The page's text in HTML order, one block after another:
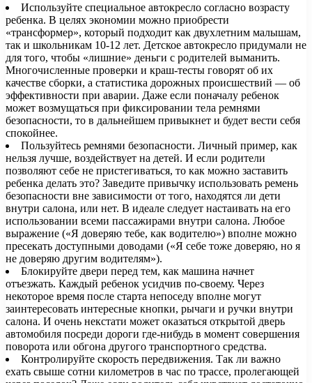
Используйте специальное автокресло согласно возрасту
ребенка. В целях экономии можно приобрести
«трансформер», который подходит как двухлетним малышам,
так и школьникам 10-12 лет. Детское автокресло придумали не
для того, чтобы «лишние» деньги с родителей выманить.
Многочисленные проверки и краш-тесты говорят об их
качестве сборки, а статистика дорожных происшествий — об
эффективности при аварии. Даже если поначалу ребенок
может возмущаться при фиксировании тела ремнями
безопасности, то в дальнейшем привыкнет и будет вести себя
спокойнее.
Пользуйтесь ремнями безопасности. Личный пример, как
нельзя лучше, воздействует на детей. И если родители
позволяют себе не пристегиваться, то как можно заставить
ребенка делать это? Заведите привычку использовать ремень
безопасности вне зависимости от того, находятся ли дети
внутри салона, или нет. В идеале следует настаивать на его
использовании всеми пассажирами внутри салона. Любое
выражение («Я доверяю тебе, как водителю») вполне можно
пресекать доступными доводами («Я себе тоже доверяю, но я
не доверяю другим водителям»).
Блокируйте двери перед тем, как машина начнет
отъезжать. Каждый ребенок усидчив по-своему. Через
некоторое время после старта непоседу вполне могут
заинтересовать интересные кнопки, рычаги и ручки внутри
салона. И очень некстати может оказаться открытой дверь
автомобиля посреди дороги где-нибудь в момент совершения
поворота или обгона другого транспортного средства.
Контролируйте скорость передвижения. Так ли важно
ехать свыше сотни километров в час по трассе, пролегающей